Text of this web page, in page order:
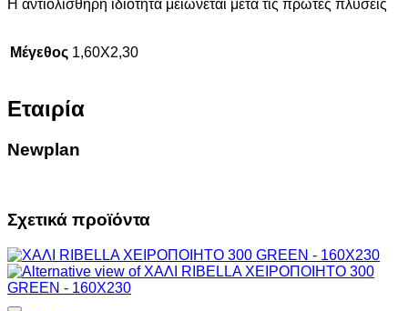
Η αντιολισθηρή ιδιότητα μειώνεται μετά τις πρώτες πλύσεις
Μέγεθος 1,60X2,30
Εταιρία
Newplan
Σχετικά προϊόντα